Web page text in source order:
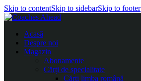
Skip to contentSkip to sidebarSkip to footer
Acasă
Despre noi
Magazin
Abonamente
Cărți de specialitate
Cărți limba română